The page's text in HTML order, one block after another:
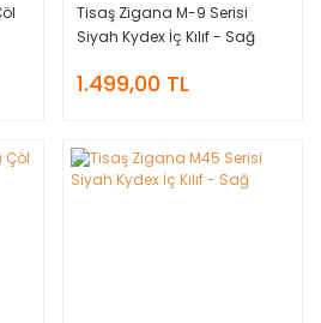
Tisaş Zigana M-9 Serisi
Siyah Kydex İç Kılıf - Sağ
1.499,00 TL